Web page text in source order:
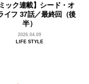
ミック連載】シード・オ
イフ 37話／最終回（後
半）
2026.04.09
LIFE STYLE